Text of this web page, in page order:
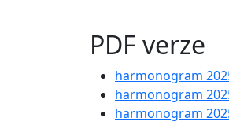
PDF verze
harmonogram
harmonogram
harmonogram